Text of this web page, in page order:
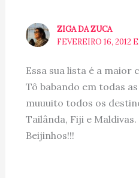
ZIGA DA ZUCA
FEVEREIRO 16, 2012
Essa sua lista é a maior
Tô babando em todas
muuuito todos os
Tailânda, Fiji e Maldivas.
Beijinhos!!!